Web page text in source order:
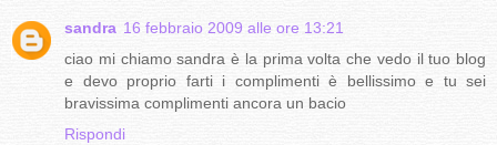
sandra 16 febbraio 2009 alle ore 13:21
ciao mi chiamo sandra è la prima volta che vedo il tuo blog
e devo proprio farti i complimenti è bellissimo e tu sei
bravissima complimenti ancora un bacio
Rispondi